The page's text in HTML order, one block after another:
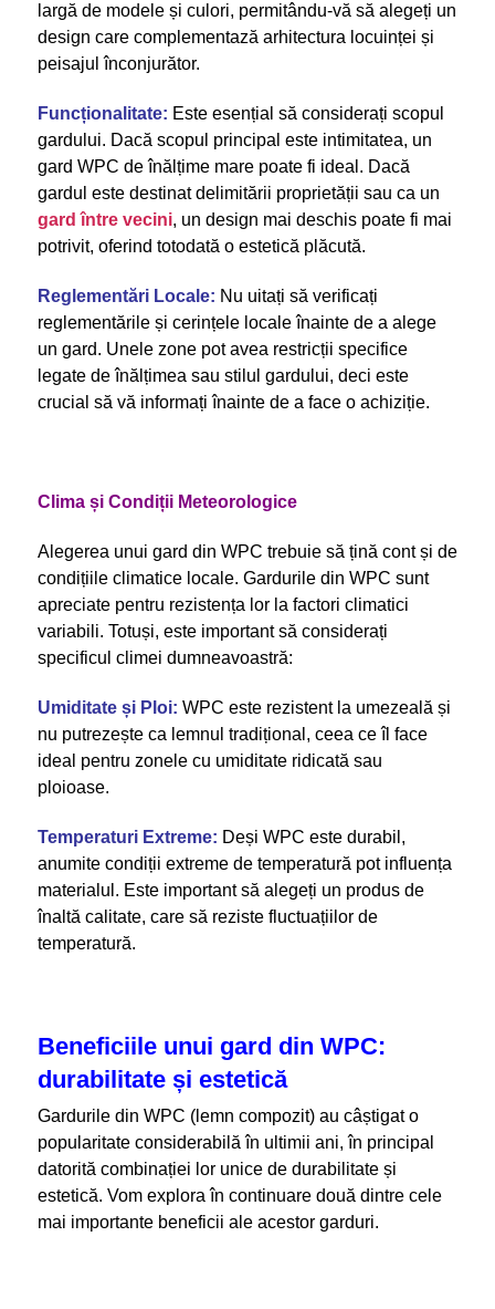
largă de modele și culori, permitându-vă să alegeți un
design care complementază arhitectura locuinței și
peisajul înconjurător.
Funcționalitate: Este esențial să considerați scopul
gardului. Dacă scopul principal este intimitatea, un
gard WPC de înălțime mare poate fi ideal. Dacă
gardul este destinat delimitării proprietății sau ca un
gard între vecini, un design mai deschis poate fi mai
potrivit, oferind totodată o estetică plăcută.
Reglementări Locale: Nu uitați să verificați
reglementările și cerințele locale înainte de a alege
un gard. Unele zone pot avea restricții specifice
legate de înălțimea sau stilul gardului, deci este
crucial să vă informați înainte de a face o achiziție.
Clima și Condiții Meteorologice
Alegerea unui gard din WPC trebuie să țină cont și de
condițiile climatice locale. Gardurile din WPC sunt
apreciate pentru rezistența lor la factori climatici
variabili. Totuși, este important să considerați
specificul climei dumneavoastră:
Umiditate și Ploi: WPC este rezistent la umezeală și
nu putrezește ca lemnul tradițional, ceea ce îl face
ideal pentru zonele cu umiditate ridicată sau
ploioase.
Temperaturi Extreme: Deși WPC este durabil,
anumite condiții extreme de temperatură pot influența
materialul. Este important să alegeți un produs de
înaltă calitate, care să reziste fluctuațiilor de
temperatură.
Beneficiile unui gard din WPC:
durabilitate și estetică
Gardurile din WPC (lemn compozit) au câștigat o
popularitate considerabilă în ultimii ani, în principal
datorită combinației lor unice de durabilitate și
estetică. Vom explora în continuare două dintre cele
mai importante beneficii ale acestor garduri.